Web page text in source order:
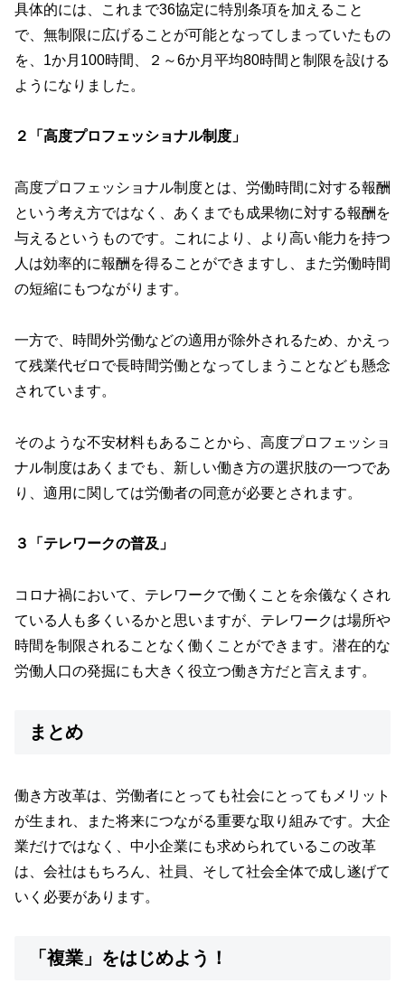
具体的には、これまで36協定に特別条項を加えること
で、無制限に広げることが可能となってしまっていたもの
を、1か月100時間、２～6か月平均80時間と制限を設ける
ようになりました。
２「高度プロフェッショナル制度」
高度プロフェッショナル制度とは、労働時間に対する報酬
という考え方ではなく、あくまでも成果物に対する報酬を
与えるというものです。これにより、より高い能力を持つ
人は効率的に報酬を得ることができますし、また労働時間
の短縮にもつながります。
一方で、時間外労働などの適用が除外されるため、かえっ
て残業代ゼロで長時間労働となってしまうことなども懸念
されています。
そのような不安材料もあることから、高度プロフェッショ
ナル制度はあくまでも、新しい働き方の選択肢の一つであ
り、適用に関しては労働者の同意が必要とされます。
３「テレワークの普及」
コロナ禍において、テレワークで働くことを余儀なくされ
ている人も多くいるかと思いますが、テレワークは場所や
時間を制限されることなく働くことができます。潜在的な
労働人口の発掘にも大きく役立つ働き方だと言えます。
まとめ
働き方改革は、労働者にとっても社会にとってもメリット
が生まれ、また将来につながる重要な取り組みです。大企
業だけではなく、中小企業にも求められているこの改革
は、会社はもちろん、社員、そして社会全体で成し遂げて
いく必要があります。
「複業」をはじめよう！